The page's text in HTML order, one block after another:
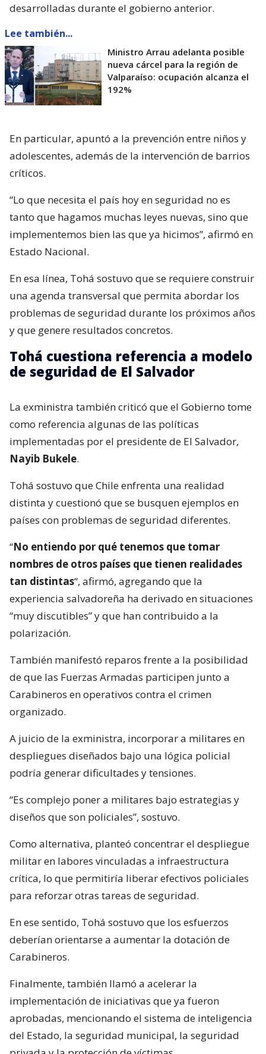
desarrolladas durante el gobierno anterior.
Lee también...
Ministro Arrau adelanta posible
nueva cárcel para la región de
Valparaíso: ocupación alcanza el
192%
En particular, apuntó a la prevención entre niños y
adolescentes, además de la intervención de barrios
críticos.
“Lo que necesita el país hoy en seguridad no es
tanto que hagamos muchas leyes nuevas, sino que
implementemos bien las que ya hicimos”, afirmó en
Estado Nacional.
En esa línea, Tohá sostuvo que se requiere construir
una agenda transversal que permita abordar los
problemas de seguridad durante los próximos años
y que genere resultados concretos.
Tohá cuestiona referencia a modelo
de seguridad de El Salvador
La exministra también criticó que el Gobierno tome
como referencia algunas de las políticas
implementadas por el presidente de El Salvador,
Nayib Bukele.
Tohá sostuvo que Chile enfrenta una realidad
distinta y cuestionó que se busquen ejemplos en
países con problemas de seguridad diferentes.
“No entiendo por qué tenemos que tomar
nombres de otros países que tienen realidades
tan distintas“, afirmó, agregando que la
experiencia salvadoreña ha derivado en situaciones
“muy discutibles” y que han contribuido a la
polarización.
También manifestó reparos frente a la posibilidad
de que las Fuerzas Armadas participen junto a
Carabineros en operativos contra el crimen
organizado.
A juicio de la exministra, incorporar a militares en
despliegues diseñados bajo una lógica policial
podría generar dificultades y tensiones.
“Es complejo poner a militares bajo estrategias y
diseños que son policiales”, sostuvo.
Como alternativa, planteó concentrar el despliegue
militar en labores vinculadas a infraestructura
crítica, lo que permitiría liberar efectivos policiales
para reforzar otras tareas de seguridad.
En ese sentido, Tohá sostuvo que los esfuerzos
deberían orientarse a aumentar la dotación de
Carabineros.
Finalmente, también llamó a acelerar la
implementación de iniciativas que ya fueron
aprobadas, mencionando el sistema de inteligencia
del Estado, la seguridad municipal, la seguridad